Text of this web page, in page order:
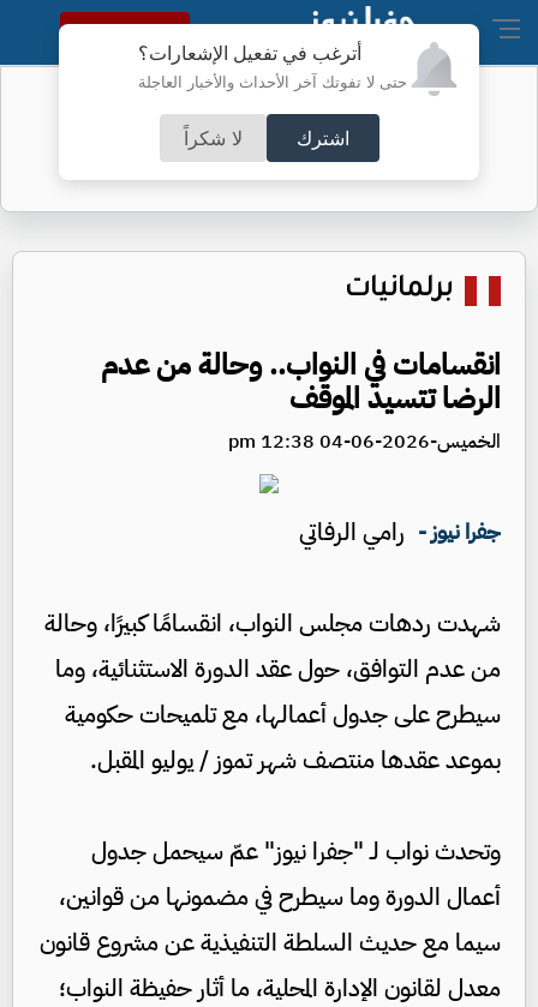
أترغب في تفعيل الإشعارات؟
حتى لا تفوتك آخر الأحداث والأخبار العاجلة
اشترك لا شكراً
النسخة الكاملة
برلمانيات
انقسامات في النواب.. وحالة من عدم
الرضا تتسيد الموقف
الخميس-2026-06-04 12:38 pm
جفرا نيوز - رامي الرفاتي
شهدت ردهات مجلس النواب، انقسامًا كبيرًا، وحالة
من عدم التوافق، حول عقد الدورة الاستثنائية، وما
سيطرح على جدول أعمالها، مع تلميحات حكومية
بموعد عقدها منتصف شهر تموز / يوليو المقبل.
وتحدث نواب لـ "جفرا نيوز" عمّ سيحمل جدول
أعمال الدورة وما سيطرح في مضمونها من قوانين،
سيما مع حديث السلطة التنفيذية عن مشروع قانون
معدل لقانون الإدارة المحلية، ما أثار حفيظة النواب؛